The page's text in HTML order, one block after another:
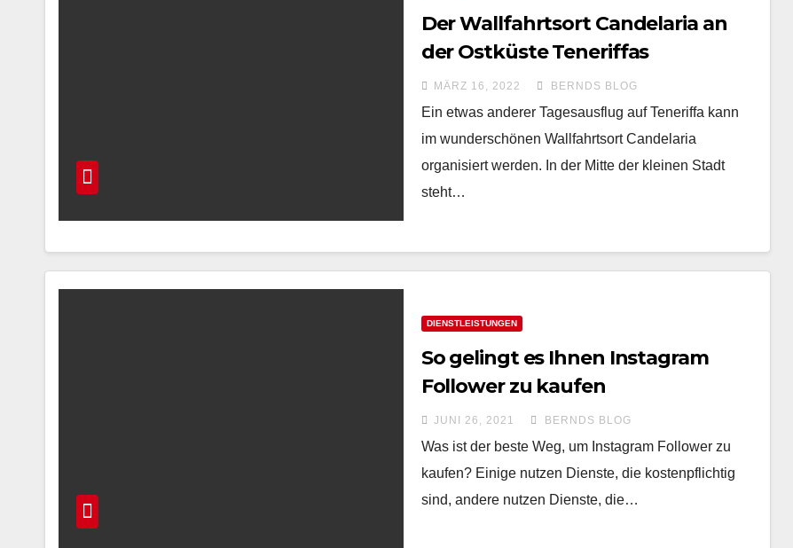
Der Wallfahrtsort Candelaria an
der Ostküste Teneriffas
MÄRZ 16, 2022 BERNDS BLOG
Ein etwas anderer Tagesausflug auf Teneriffa kann
im wunderschönen Wallfahrtsort Candelaria
organisiert werden. In der Mitte der kleinen Stadt
steht…
DIENSTLEISTUNGEN
So gelingt es Ihnen Instagram
Follower zu kaufen
JUNI 26, 2021 BERNDS BLOG
Was ist der beste Weg, um Instagram Follower zu
kaufen? Einige nutzen Dienste, die kostenpflichtig
sind, andere nutzen Dienste, die…